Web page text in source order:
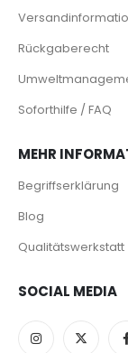
Rückgaberecht
Soforthilfe / FAQ
MEHR
Begriffserklärung
Blog
Qualitätswerkstatt
SOCIAL MEDIA